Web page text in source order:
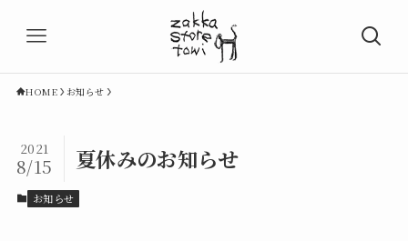
HOME お知らせ
夏休みのお知らせ
2021
8/15
お知らせ